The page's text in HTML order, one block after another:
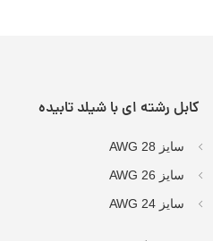
کابل رشته ای با شیلد تابیده
سایز AWG 28
سایز AWG 26
سایز AWG 24